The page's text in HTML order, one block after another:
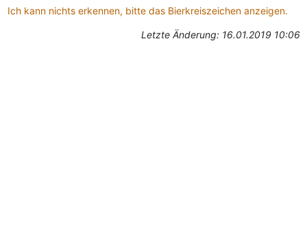
Ich kann nichts erkennen, bitte das Bierkreiszeichen anzeigen.
Letzte Änderung: 16.01.2019 10:06